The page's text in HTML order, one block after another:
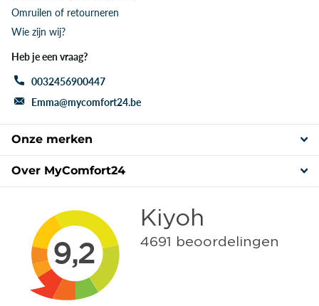
Omruilen of retourneren
Wie zijn wij?
Heb je een vraag?
0032456900447
Emma@mycomfort24.be
Onze merken
Over MyComfort24